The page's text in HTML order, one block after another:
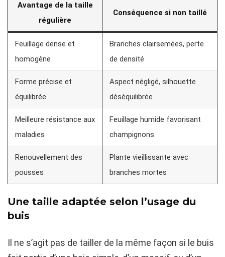
Avantage de la taille
régulière
Conséquence si non taillé
Feuillage dense et
homogène
Branches clairsemées, perte
de densité
Forme précise et
équilibrée
Aspect négligé, silhouette
déséquilibrée
Meilleure résistance aux
maladies
Feuillage humide favorisant
champignons
Renouvellement des
pousses
Plante vieillissante avec
branches mortes
Une taille adaptée selon l’usage du
buis
Il ne s’agit pas de tailler de la même façon si le buis